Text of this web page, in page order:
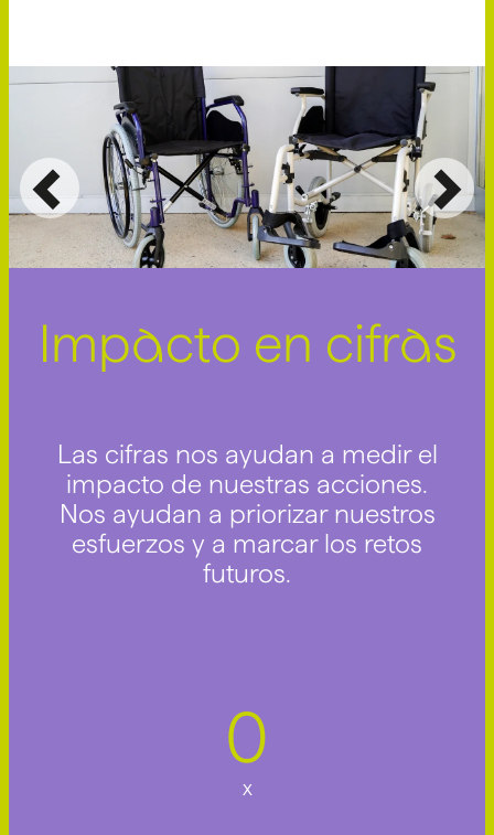
Anterior
Impacto en cifras
Las cifras nos ayudan a medir el
impacto de nuestras acciones.
Nos ayudan a priorizar nuestros
esfuerzos y a marcar los retos
futuros.
0
x